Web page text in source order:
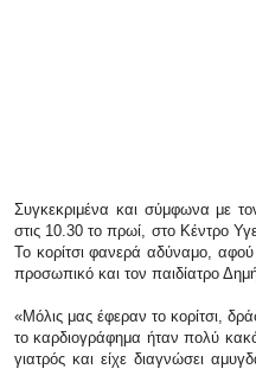
Συγκεκριμένα και σύμφωνα με
στις 10.30 το πρωί, στο Κέντρο
Το κορίτσι φανερά αδύναμο,
προσωπικό και τον παιδίατρο
«Μόλις μας έφεραν το κορίτσι,
το καρδιογράφημα ήταν πολύ
γιατρός και είχε διαγνώσει